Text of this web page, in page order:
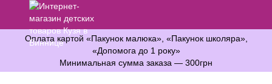
Оплата картой «Пакунок малюка», «Пакунок школяра»,
«Допомога до 1 року»
Минимальная сумма заказа — 300грн